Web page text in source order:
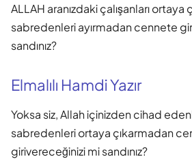
ALLAH aranızdaki çalışanları ortaya
sabredenleri ayırmadan cennete
sandınız?
Elmalılı Hamdi Yazır
Yoksa siz, Allah içinizden cihad
sabredenleri ortaya çıkarmadan
girivereceğinizi mi sandınız?